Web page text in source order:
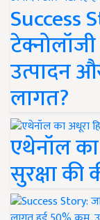
Success
उत्पादन
लागत?
एथेनॉल
सुरक्षा की